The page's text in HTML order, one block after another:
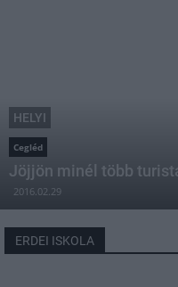
HELYI
Cegléd
Jöjjön minél több
2016.02.29
ERDEI ISKOLA